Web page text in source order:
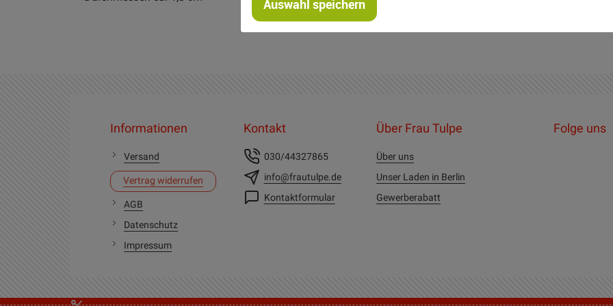
Auswahl speichern
Informationen
Versand
Vertrag widerrufen
AGB
Datenschutz
Impressum
Kontakt
030/44327865
info@frautulpe.de
Kontaktformular
Über Frau Tulpe
Über uns
Unser Laden in Berlin
Gewerberabatt
Folge uns